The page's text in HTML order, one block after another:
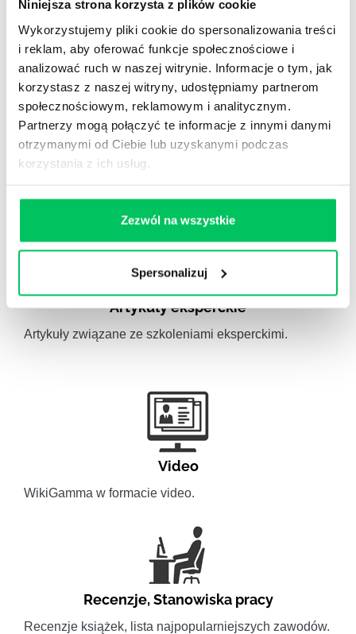
Niniejsza strona korzysta z plików cookie
Wykorzystujemy pliki cookie do spersonalizowania treści
i reklam, aby oferować funkcje społecznościowe i
analizować ruch w naszej witrynie. Informacje o tym, jak
korzystasz z naszej witryny, udostępniamy partnerom
społecznościowym, reklamowym i analitycznym.
Partnerzy mogą połączyć te informacje z innymi danymi
otrzymanymi od Ciebie lub uzyskanymi podczas
korzystania z ich usług.
Zezwól na wszystkie
Spersonalizuj
WikiGamma,Delegowanie
Autorskie raporty, wartościowy know-how, pigułki
wiedzy.
Gamma Q&A
obszaru HR.
Artykuły eksperckie
Artykuły związane ze szkoleniami eksperckimi.
Video
WikiGamma w formacie video.
Recenzje,Stanowiska pracy
Recenzje książek, lista najpopularniejszych zawodów.